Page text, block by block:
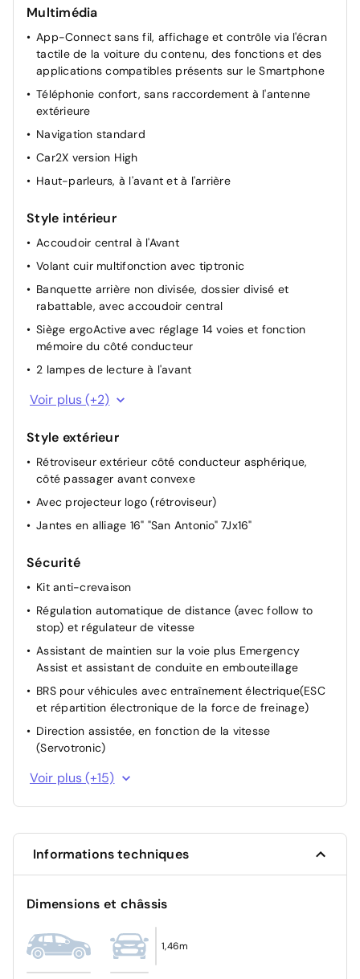
Déverrouillage hayon/capot arrière de l'extérieur
Verrouillage central "Keyless-Go" sans dispositif de
sécurité "Safe"
Appuie-tête à l'avant
Rétroviseur extérieur avec fonction mémoire,
rabattable/réglable électriquement dégivrage séparé
Dispositif de limitation de vitesse
Système "Start-Stop" avec dispositif de récupération
de l'énergie au freinage
Multimédia
App-Connect sans fil, affichage et contrôle via l'écran
tactile de la voiture du contenu, des fonctions et des
applications compatibles présents sur le Smartphone
Téléphonie confort, sans raccordement à l'antenne
extérieure
Navigation standard
Car2X version High
Haut-parleurs, à l'avant et à l'arrière
Style intérieur
Accoudoir central à l'Avant
Volant cuir multifonction avec tiptronic
Banquette arrière non divisée, dossier divisé et
rabattable, avec accoudoir central
Siège ergoActive avec réglage 14 voies et fonction
mémoire du côté conducteur
2 lampes de lecture à l'avant
Éclairage d'ambiance extérieur, lumière(s)
décorative(s) sur les côtés et à l'avant
Frein de stationnement électronique
Voir plus (+2)
Style extérieur
Rétroviseur extérieur côté conducteur asphérique,
côté passager avant convexe
Avec projecteur logo (rétroviseur)
Jantes en alliage 16" "San Antonio" 7Jx16"
Sécurité
Kit anti-crevaison
Régulation automatique de distance (avec follow to
stop) et régulateur de vitesse
Assistant de maintien sur la voie plus Emergency
Assist et assistant de conduite en embouteillage
BRS pour véhicules avec entraînement électrique(ESC
et répartition électronique de la force de freinage)
Direction assistée, en fonction de la vitesse
(Servotronic)
Blocage de différentiel ( XDS ) aide dynamique à la
traction
Oeillets d’arrimage ISOFIX (dispositif pour fixation de 2
AV)
automatique
Airbag côté conducteur et côté passager avant, sans
sac gonflable de genoux, avec désactivation côté
passager avant
Voir plus (+15)
Informations techniques
Dimensions et châssis
1,46m